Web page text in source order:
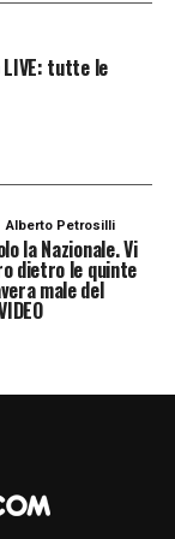
NEWS
tutte le
Alberto Petrosilli
la Nazionale. Vi
dietro le quinte
male del